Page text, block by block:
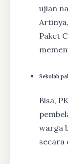
ujian
Paket
Sekolah
Bisa,
warga
secara